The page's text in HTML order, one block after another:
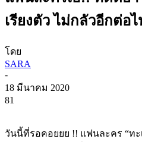
เรียงตัว ไม่กลัวอีกต่อ
โดย
SARA
-
18 มีนาคม 2020
81
วันนี้ที่รอคอยยย !! แฟนละคร “ทะ